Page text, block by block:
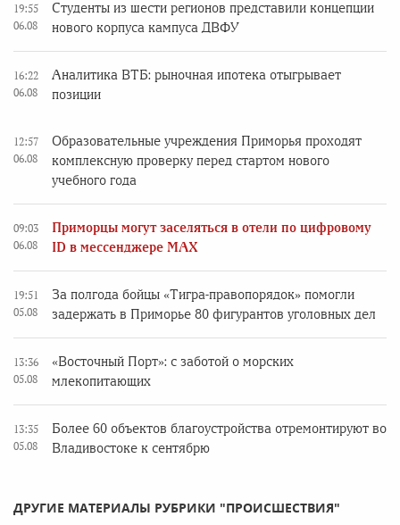
19:55
06.08
Студенты из шести регионов представили концепции
нового корпуса кампуса ДВФУ
16:22
06.08
Аналитика ВТБ: рыночная ипотека отыгрывает
позиции
12:57
06.08
Образовательные учреждения Приморья проходят
комплексную проверку перед стартом нового
учебного года
09:03
06.08
Приморцы могут заселяться в отели по цифровому
ID в мессенджере MAX
19:51
05.08
За полгода бойцы «Тигра-правопорядок» помогли
задержать в Приморье 80 фигурантов уголовных дел
13:36
05.08
«Восточный Порт»: с заботой о морских
млекопитающих
13:35
05.08
Более 60 объектов благоустройства отремонтируют во
Владивостоке к сентябрю
ДРУГИЕ МАТЕРИАЛЫ РУБРИКИ "ПРОИСШЕСТВИЯ"